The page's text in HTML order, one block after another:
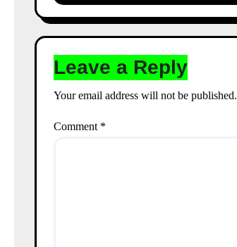
Leave a Reply
Your email address will not be published.
Comment *